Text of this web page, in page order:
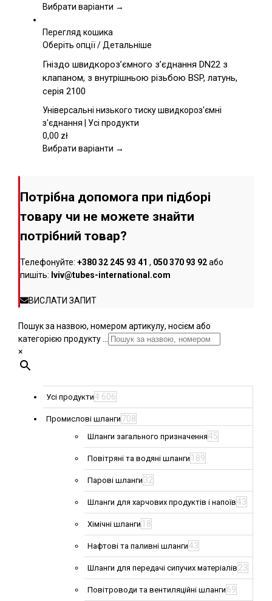
вибрати
сторінці
товару
Вибрати варіанти →
Перегляд кошика
Оберіть опціїЦей
має
кілька
Параметри
можна
на
/Детальніше
Гніздо швидкороз’ємного з’єднання DN22 з
клапаном, з внутрішньою різьбою BSP, латунь,
серія 2100
Універсальні низького тиску швидкороз'ємні
з'єднання | Усі продукти
0,00 zł
Вибрати варіанти →
Потрібна допомога при підборі
товару чи не можете знайти
потрібний товар?
Телефонуйте: +380 32 245 93 41 , 050 370 93 92або
пишіть: lviv@tubes-international.com
ВИСЛАТИ ЗАПИТ
Пошук за назвою, номером артикулу, носієм або
категорією продукту ...
×
Усі продукти4 606
Промислові шланги 708
Шланги загального призначення45
Повітряні та водяні шланги 189
Парові шланги 32
Шланги для харчових продуктів і напоїв43
Хімічні шланги 18
Нафтові та паливні шланги43
Шланги для передачі сипучих матеріалів 23
Повітроводи та вентиляційні шланги 69